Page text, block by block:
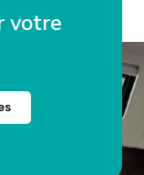
votre